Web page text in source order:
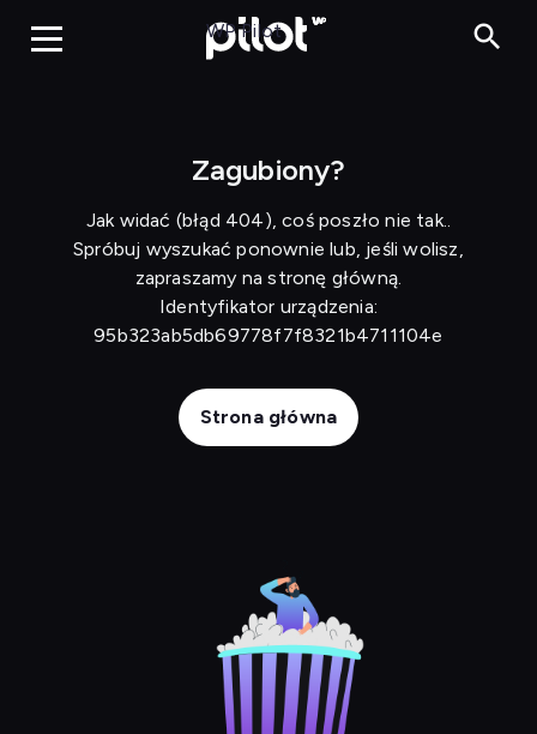
Szaleńcy za kółkiem
WP Pilot
Zagubiony?
Jak widać (błąd 404), coś poszło nie tak..
Spróbuj wyszukać ponownie lub, jeśli wolisz,
zapraszamy na stronę główną.
Identyfikator urządzenia:
95b323ab5db69778f7f8321b4711104e
Strona główna